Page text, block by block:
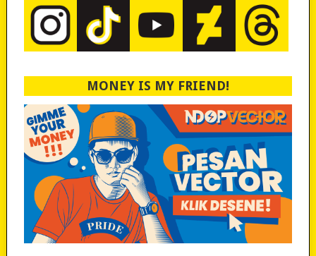
MONEY IS MY FRIEND!